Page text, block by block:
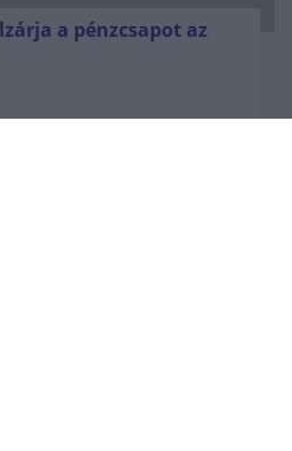
a pénzcsapot az